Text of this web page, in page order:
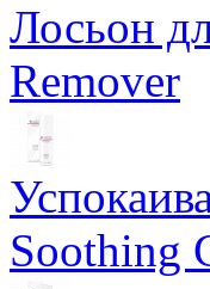
Лосьон
Remover
Soothing